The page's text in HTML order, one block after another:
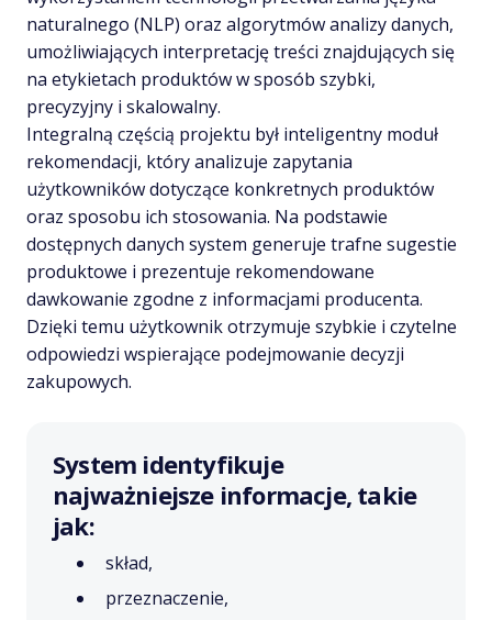
naturalnego (NLP) oraz algorytmów analizy danych,
umożliwiających interpretację treści znajdujących się
na etykietach produktów w sposób szybki,
precyzyjny i skalowalny.
Integralną częścią projektu był inteligentny moduł
rekomendacji, który analizuje zapytania
użytkowników dotyczące konkretnych produktów
oraz sposobu ich stosowania. Na podstawie
dostępnych danych system generuje trafne sugestie
produktowe i prezentuje rekomendowane
dawkowanie zgodne z informacjami producenta.
Dzięki temu użytkownik otrzymuje szybkie i czytelne
odpowiedzi wspierające podejmowanie decyzji
zakupowych.
System identyfikuje
najważniejsze informacje, takie
jak:
skład,
przeznaczenie,